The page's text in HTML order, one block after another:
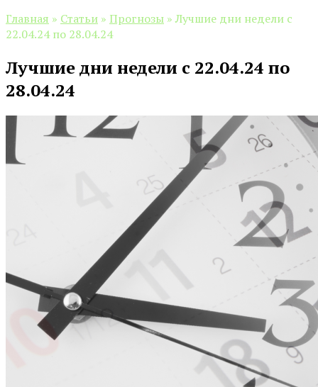
Главная » Статьи » Прогнозы » Лучшие дни недели с
22.04.24 по 28.04.24
Лучшие дни недели с 22.04.24 по
28.04.24